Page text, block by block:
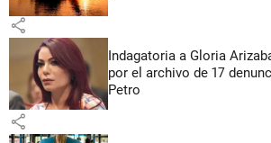
share
Indagatoria a Gloria
por el archivo de 17
Petro
share